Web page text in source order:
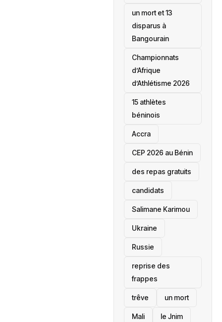
un mort et 13
disparus à
Bangourain
‎Championnats
d’Afrique
d’Athlétisme 2026
15 athlètes
béninois
Accra
‎CEP 2026 au Bénin
des repas gratuits
candidats
Salimane Karimou
Ukraine
Russie
reprise des
frappes
trêve un mort
Mali le Jnim